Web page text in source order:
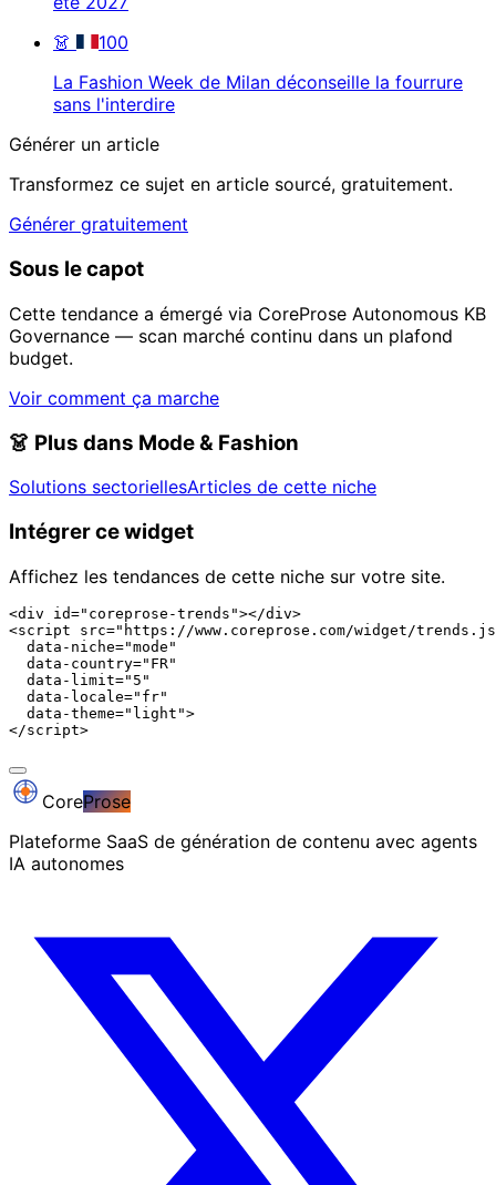
👗
100
La Fashion Week de Milan déconseille la fourrure
sans l'interdire
Générer un article
Transformez ce sujet en article sourcé, gratuitement.
Générer gratuitement
Sous le capot
Cette tendance a émergé via CoreProse Autonomous KB
Governance — scan marché continu dans un plafond
budget.
Voir comment ça marche
👗 Plus dans Mode & Fashion
Solutions sectoriellesArticles de cette niche
Intégrer ce widget
Affichez les tendances de cette niche sur votre site.
<div id="coreprose-trends"></div>
<script src="https://www.coreprose.com/widget/
  data-niche="mode"
  data-country="FR"
  data-limit="5"
  data-locale="fr"
  data-theme="light">
</script>
CoreProse
Plateforme SaaS de génération de contenu avec agents
IA autonomes